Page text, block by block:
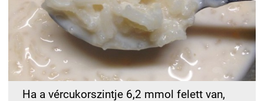
Ha a vércukorszintje 6,2 mmol felett van,